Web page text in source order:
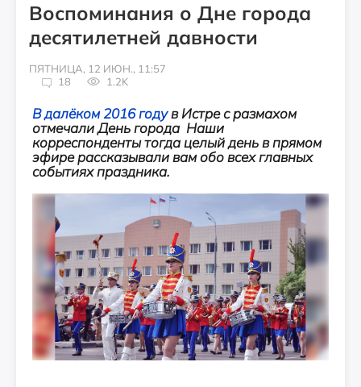
Воспоминания о Дне города
десятилетней давности
ПЯТНИЦА, 12 ИЮН., 11:57
18
1.2K
В далёком 2016 годув Истре с размахом
отмечали День города Наши
корреспонденты тогда целый день в прямом
эфире рассказывали вам обо всех главных
событиях праздника.